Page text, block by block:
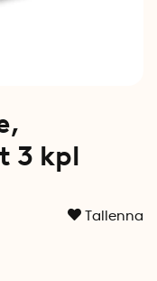
3 kpl
Tallenna